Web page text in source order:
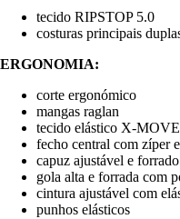
tecido RIPSTOP 5.0
costuras principais
ERGONOMIA:
corte ergonómico
mangas raglan
tecido elástico X-
fecho central com zíper
capuz ajustável e
gola alta e forrada com
cintura ajustável com
punhos elásticos